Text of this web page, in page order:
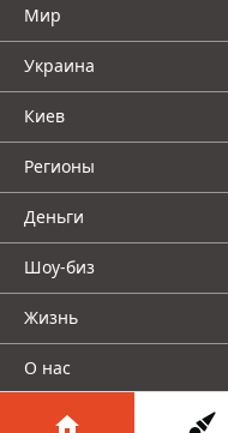
Мир
Украина
Киев
Регионы
Деньги
Шоу-биз
Жизнь
О нас